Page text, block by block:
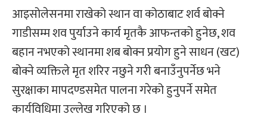
आइसोलेसनमा राखेको स्थान वा कोठाबाट शर्व बोक्ने
गाडीसम्म शव पुर्याउने कार्य मृतकै आफन्तको हुनेछ, शव
बहान नभएको स्थानमा शब बोक्न प्रयोग हुने साधन (खट)
बोक्ने व्यक्तिले मृत शरिर नछुने गरी बनाउँनुपर्नेछ भने
सुरक्षाका मापदण्डसमेत पालना गरेको हुनुपर्ने समेत
कार्यविधिमा उल्लेख गरिएको छ ।